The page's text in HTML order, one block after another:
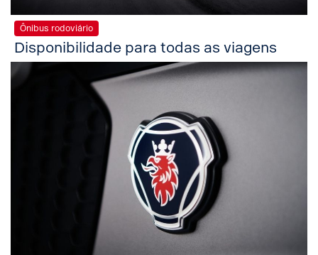
Ônibus rodoviário
Disponibilidade para todas as viagens